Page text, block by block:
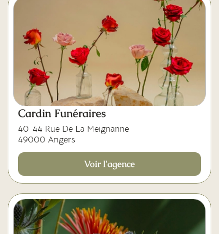
Cardin Funéraires
40-44 Rue De La Meignanne
49000 Angers
Voir l'agence